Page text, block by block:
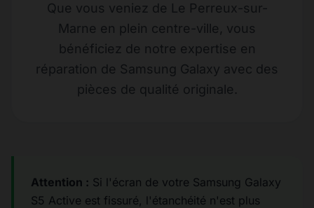
Que vous veniez de Le Perreux-sur-
Marne en plein centre-ville, vous
bénéficiez de notre expertise en
réparation de Samsung Galaxy avec des
pièces de qualité originale.
Attention : Si l'écran de votre Samsung Galaxy
S5 Active est fissuré, l'étanchéité n'est plus